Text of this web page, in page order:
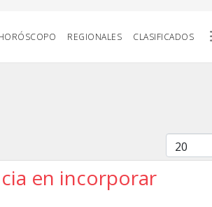
REGIONALES CLASIFICADOS
Cantidad
en incorporar